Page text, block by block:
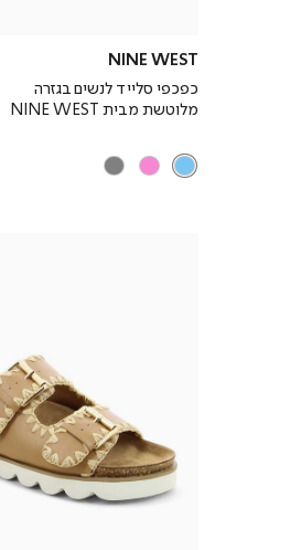
NINE WEST
כפכפי סלייד לנשים בגזרה
מלוטשת מבית NINE WEST